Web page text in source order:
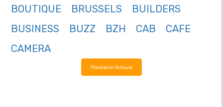
BOUTIQUE
BRUSSELS
BUILDERS
BUSINESS
BUZZ BZH CAB
CAFE
CAMERA
Показати більше